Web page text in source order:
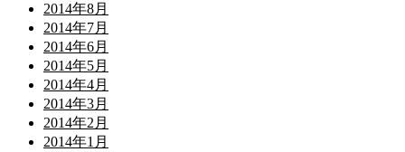
2014年8月
2014年7月
2014年6月
2014年5月
2014年4月
2014年3月
2014年2月
2014年1月